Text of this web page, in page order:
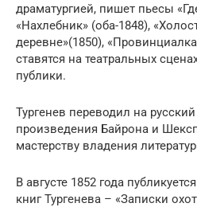
драматургией, пишет пьесы
«Нахлебник» (оба-1848),
деревне»(1850),
ставятся на театральных
публики.
Тургенев переводил на
произведения Байрона и
мастерству владения
В августе 1852 года
книг Тургенева – «Записки